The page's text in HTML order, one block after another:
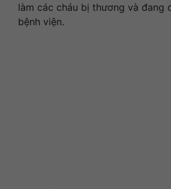
làm các cháu bị thương và đang
bệnh viện.